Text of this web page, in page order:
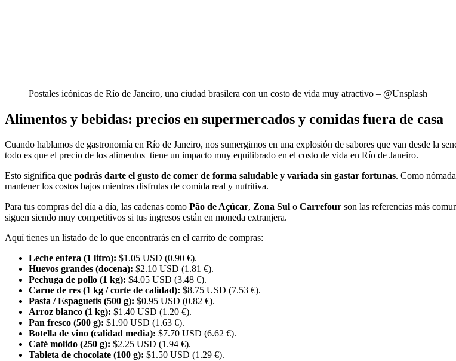
Postales icónicas de Río de Janeiro, una ciudad brasilera con un costo de vida muy atractivo – @Unsplash
Alimentos y bebidas: precios en supermercados y comidas fuera de casa
Cuando hablamos de gastronomía en Río de Janeiro, nos sumergimos en una explosión de sabores que van desde la
todo es que el precio de los alimentos tiene un impacto muy equilibrado en el costo de vida en Río de Janeiro.
Esto significa que podrás darte el gusto de comer de forma saludable y variada sin gastar fortunas. Como
mantener los costos bajos mientras disfrutas de comida real y nutritiva.
Para tus compras del día a día, las cadenas como Pão de Açúcar, Zona Sul o Carrefour son las referencias más
siguen siendo muy competitivos si tus ingresos están en moneda extranjera.
Aquí tienes un listado de lo que encontrarás en el carrito de compras:
Leche entera (1 litro): $1.05 USD (0.90 €).
Huevos grandes (docena): $2.10 USD (1.81 €).
Pechuga de pollo (1 kg): $4.05 USD (3.48 €).
Carne de res (1 kg / corte de calidad): $8.75 USD (7.53 €).
Pasta / Espaguetis (500 g): $0.95 USD (0.82 €).
Arroz blanco (1 kg): $1.40 USD (1.20 €).
Pan fresco (500 g): $1.90 USD (1.63 €).
Botella de vino (calidad media): $7.70 USD (6.62 €).
Café molido (250 g): $2.25 USD (1.94 €).
Tableta de chocolate (100 g): $1.50 USD (1.29 €).